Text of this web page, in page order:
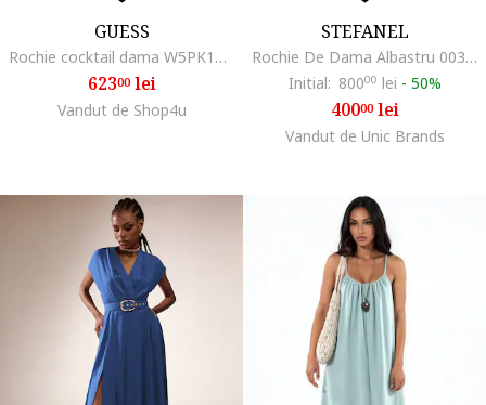
GUESS
Rochie cocktail dama W5PK1L, Albastru deschis
62300lei
Vandut de Shop4u
STEFANEL
Rochie De Dama Albastru 003571137
Initial: 80000 lei - 50%
40000lei
Vandut de Unic Brands